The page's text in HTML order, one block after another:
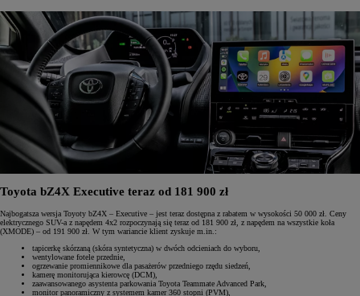
Toyota bZ4X Executive teraz od 181 900 zł
Najbogatsza wersja Toyoty bZ4X – Executive – jest teraz dostępna z rabatem w wysokości 50 000 zł. Ceny
elektrycznego SUV-a z napędem 4x2 rozpoczynają się teraz od 181 900 zł, z napędem na wszystkie koła
(XMODE) – od 191 900 zł. W tym wariancie klient zyskuje m.in.:
tapicerkę skórzaną (skóra syntetyczna) w dwóch odcieniach do wyboru,
wentylowane fotele przednie,
ogrzewanie promiennikowe dla pasażerów przedniego rzędu siedzeń,
kamerę monitorująca kierowcę (DCM),
zaawansowanego asystenta parkowania Toyota Teammate Advanced Park,
monitor panoramiczny z systemem kamer 360 stopni (PVM),